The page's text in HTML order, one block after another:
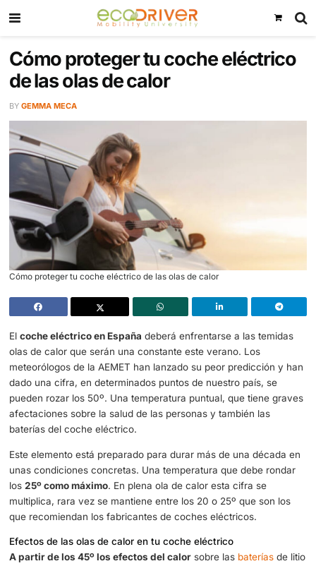
Cómo proteger tu coche
de las olas de calor
BY GEMMA MECA
Elcoche eléctrico en Españadeberá enfrentarse a las
olas de calor que serán una constante este verano. Los
meteorólogos de la AEMET han lanzado su peor
dado una cifra, en determinados puntos de nuestro país,
pueden rozar los 50º. Una temperatura puntual, que
afectaciones sobre la salud de las personas y también
baterías del coche eléctrico.
Este elemento está preparado para durar más de una
unas condiciones concretas. Una temperatura que debe